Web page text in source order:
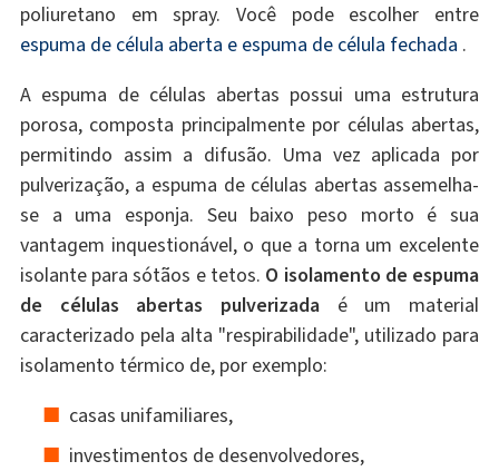
poliuretano em spray. Você pode escolher entre
espuma de célula aberta e espuma de célula fechada .
A espuma de células abertas possui uma estrutura
porosa, composta principalmente por células abertas,
permitindo assim a difusão. Uma vez aplicada por
pulverização, a espuma de células abertas assemelha-
se a uma esponja. Seu baixo peso morto é sua
vantagem inquestionável, o que a torna um excelente
isolante para sótãos e tetos. O isolamento de espuma
de células abertas pulverizada é um material
caracterizado pela alta "respirabilidade", utilizado para
isolamento térmico de, por exemplo:
casas unifamiliares,
investimentos de desenvolvedores,